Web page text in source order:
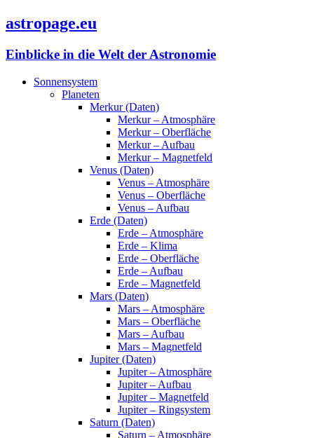
astropage.eu
Einblicke in die Welt der Astronomie
Sonnensystem
Planeten
Merkur (Daten)
Merkur – Atmosphäre
Merkur – Oberfläche
Merkur – Aufbau
Merkur – Magnetfeld
Venus (Daten)
Venus – Atmosphäre
Venus – Oberfläche
Venus – Aufbau
Erde (Daten)
Erde – Atmosphäre
Erde – Klima
Erde – Oberfläche
Erde – Aufbau
Erde – Magnetfeld
Mars (Daten)
Mars – Atmosphäre
Mars – Oberfläche
Mars – Aufbau
Mars – Magnetfeld
Jupiter (Daten)
Jupiter – Atmosphäre
Jupiter – Aufbau
Jupiter – Magnetfeld
Jupiter – Ringsystem
Saturn (Daten)
Saturn – Atmosphäre